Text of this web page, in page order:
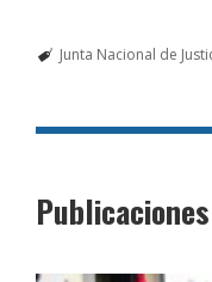
Junta Nacional de